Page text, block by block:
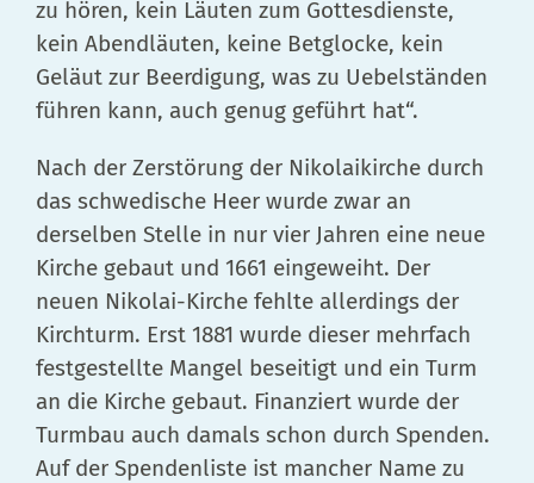
zu hören, kein Läuten zum Gottesdienste,
kein Abendläuten, keine Betglocke, kein
Geläut zur Beerdigung, was zu Uebelständen
führen kann, auch genug geführt hat“.
Nach der Zerstörung der Nikolaikirche durch
das schwedische Heer wurde zwar an
derselben Stelle in nur vier Jahren eine neue
Kirche gebaut und 1661 eingeweiht. Der
neuen Nikolai-Kirche fehlte allerdings der
Kirchturm. Erst 1881 wurde dieser mehrfach
festgestellte Mangel beseitigt und ein Turm
an die Kirche gebaut. Finanziert wurde der
Turmbau auch damals schon durch Spenden.
Auf der Spendenliste ist mancher Name zu